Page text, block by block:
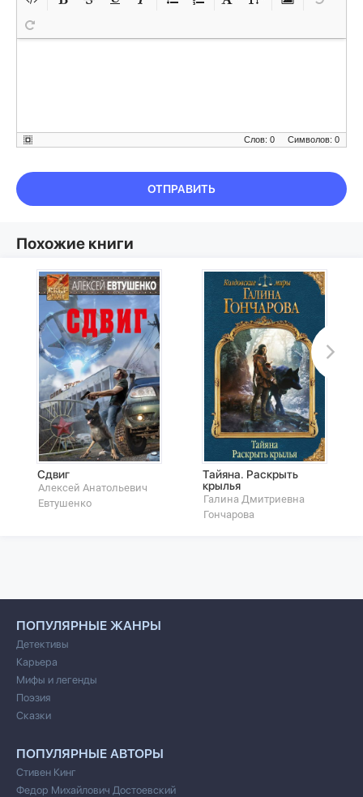
Символов: 0
Слов: 0
ОТПРАВИТЬ
Похожие книги
Сдвиг
Алексей Анатольевич
Евтушенко
Тайяна. Раскрыть
крылья
Галина Дмитриевна
Гончарова
ПОПУЛЯРНЫЕ ЖАНРЫ
Детективы
Карьера
Мифы и легенды
Поэзия
Сказки
ПОПУЛЯРНЫЕ АВТОРЫ
Стивен Кинг
Федор Михайлович Достоевский